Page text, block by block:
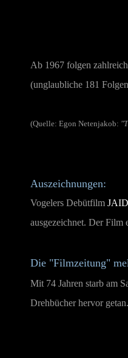
Ab 1967 folgen
(unglaubliche 181
(Quelle: Egon Netenjakob:
Auszeichnungen:
Vogelers Debütfilm
ausgezeichnet. Der Film
Die "Filmzeitung"
Mit 74 Jahren starb am
Drehbücher hervor getan.